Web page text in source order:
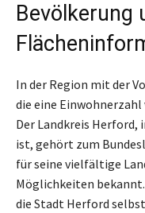
Bevölkerung
In der Region mit der
die eine Einwohnerzahl
Der Landkreis Herford,
ist, gehört zum
für seine vielfältige
Möglichkeiten
die Stadt Herford